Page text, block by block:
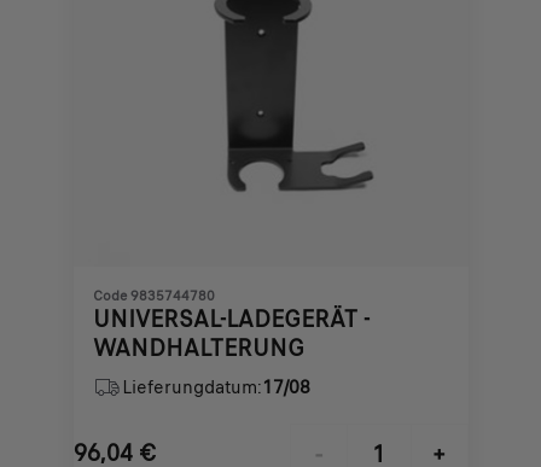
Code 9835744780
UNIVERSAL-LADEGERÄT -
WANDHALTERUNG
Lieferungdatum:17/08
96,04 € -
+